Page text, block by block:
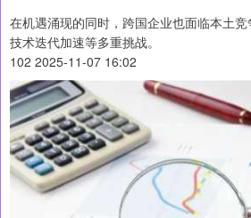
在机遇涌现的同时，跨国企业也面临本土竞
技术迭代加速等多重挑战。
102 2025-11-07 16:02